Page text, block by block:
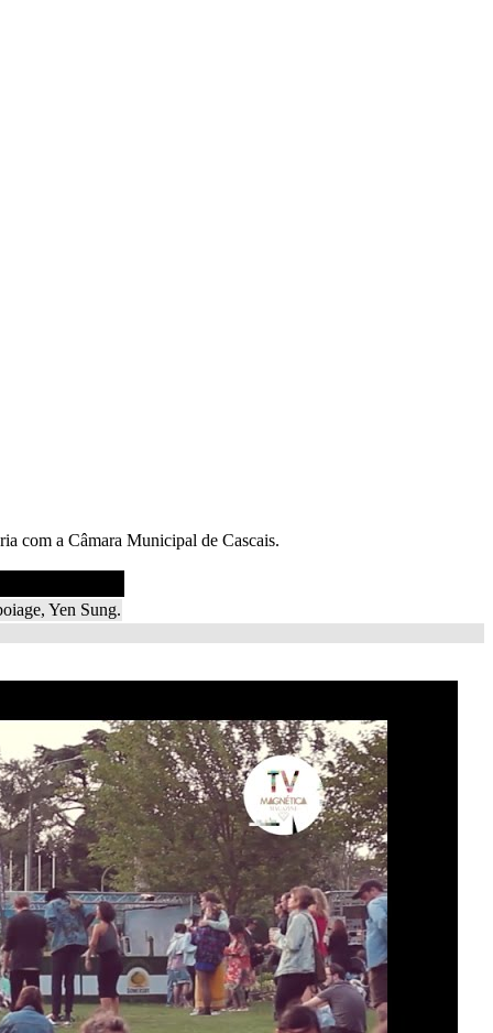
com a Câmara Municipal de Cascais.
Yen Sung.